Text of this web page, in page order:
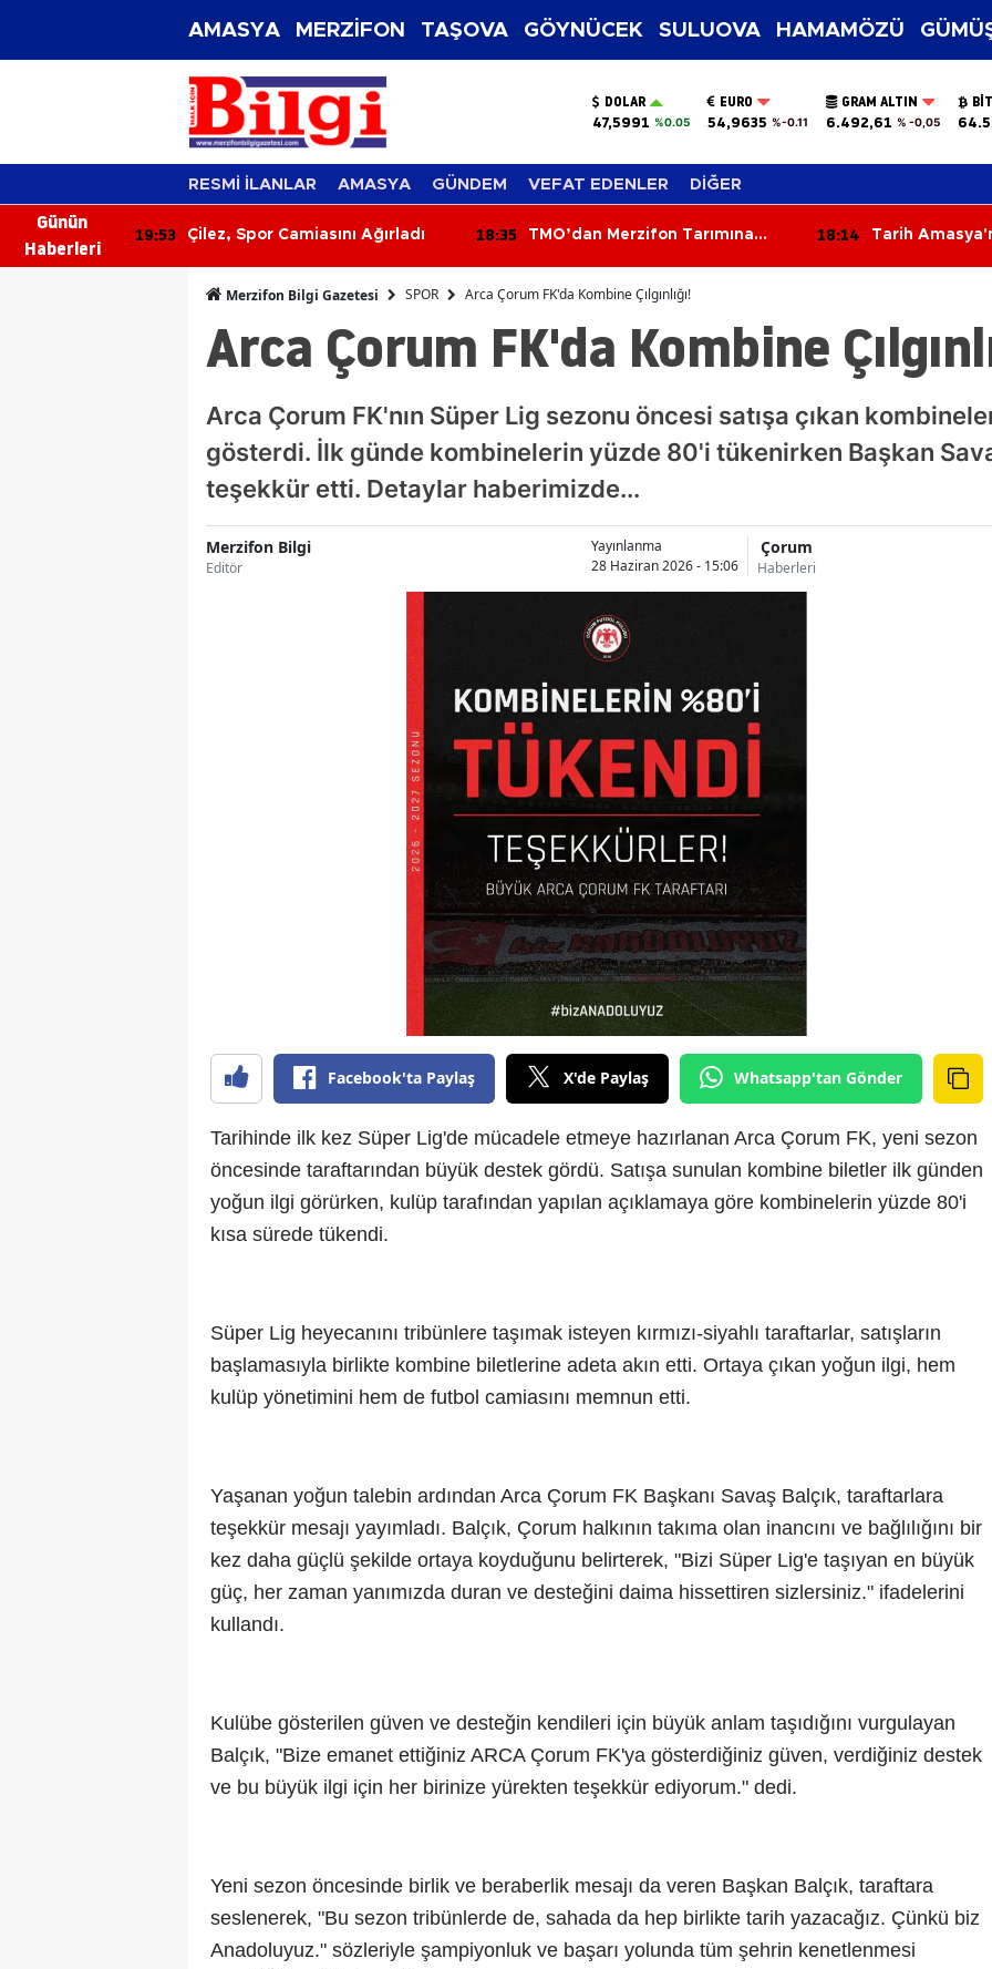
AMASYA MERZİFON TAŞOVA GÖYNÜCEK SULUOVA HAMAMÖZÜ
DOLAR
47,5991 %0.05
EURO
54,9635 %-0.11
GRAM ALTIN
6.492,61 % -0,05
RESMİ İLANLAR AMASYA GÜNDEM VEFAT EDENLER DİĞER
Günün
Haberleri
19:53 Çilez, Spor Camiasını Ağırladı 18:35
TMO’dan Merzifon Tarımına
18:14
Tarih
Merzifon Bilgi Gazetesi SPOR Arca Çorum FK'da Kombine Çılgınlığı!
Arca Çorum FK'da Kombine
Arca Çorum FK'nın Süper Lig sezonu öncesi satışa çıkan
gösterdi. İlk günde kombinelerin yüzde 80'i tükenirken Başkan
teşekkür etti. Detaylar haberimizde...
Merzifon Bilgi
Editör
Yayınlanma
28 Haziran 2026 - 15:06
Çorum
Haberleri
Facebook'ta Paylaş X'de Paylaş Whatsapp'tan Gönder
Tarihinde ilk kez Süper Lig'de mücadele etmeye hazırlanan Arca Çorum FK, yeni sezon
öncesinde taraftarından büyük destek gördü. Satışa sunulan kombine biletler ilk günden
yoğun ilgi görürken, kulüp tarafından yapılan açıklamaya göre kombinelerin yüzde 80'i
kısa sürede tükendi.
Süper Lig heyecanını tribünlere taşımak isteyen kırmızı-siyahlı taraftarlar, satışların
başlamasıyla birlikte kombine biletlerine adeta akın etti. Ortaya çıkan yoğun ilgi, hem
kulüp yönetimini hem de futbol camiasını memnun etti.
Yaşanan yoğun talebin ardından Arca Çorum FK Başkanı Savaş Balçık, taraftarlara
teşekkür mesajı yayımladı. Balçık, Çorum halkının takıma olan inancını ve bağlılığını bir
kez daha güçlü şekilde ortaya koyduğunu belirterek, "Bizi Süper Lig'e taşıyan en büyük
güç, her zaman yanımızda duran ve desteğini daima hissettiren sizlersiniz." ifadelerini
kullandı.
Kulübe gösterilen güven ve desteğin kendileri için büyük anlam taşıdığını vurgulayan
Balçık, "Bize emanet ettiğiniz ARCA Çorum FK'ya gösterdiğiniz güven, verdiğiniz destek
ve bu büyük ilgi için her birinize yürekten teşekkür ediyorum." dedi.
Yeni sezon öncesinde birlik ve beraberlik mesajı da veren Başkan Balçık, taraftara
seslenerek, "Bu sezon tribünlerde de, sahada da hep birlikte tarih yazacağız. Çünkü biz
Anadoluyuz." sözleriyle şampiyonluk ve başarı yolunda tüm şehrin kenetlenmesi